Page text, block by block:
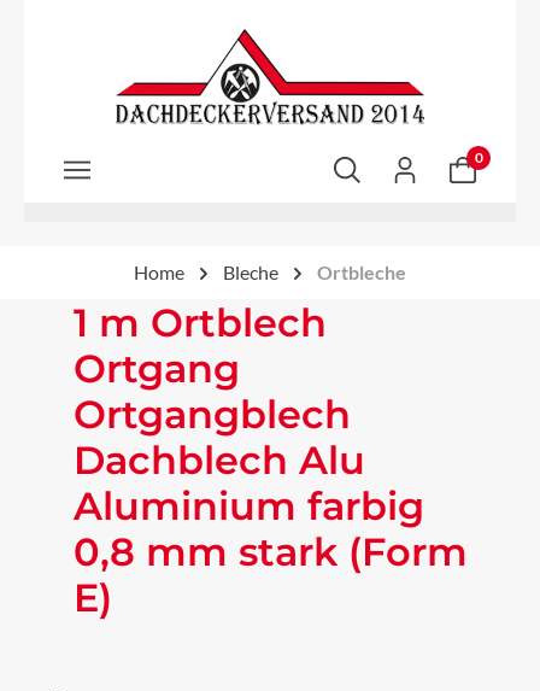
Zum Hauptinhalt springen
0
Home Bleche Ortbleche
1 m Ortblech
Ortgang
Ortgangblech
Dachblech Alu
Aluminium farbig
0,8 mm stark (Form
E)